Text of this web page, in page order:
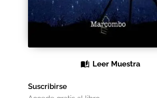
Contacto
Distribuidores
Leer Muestra
Suscribirse